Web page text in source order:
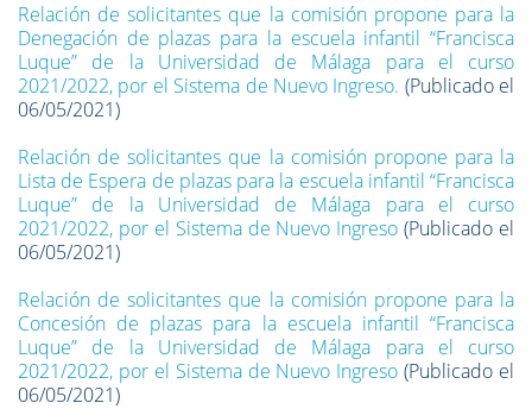
Relación de solicitantes que la comisión propone para la
Denegación de plazas para la escuela infantil “Francisca
Luque” de la Universidad de Málaga para el curso
2021/2022, por el Sistema de Nuevo Ingreso. (Publicado el
06/05/2021)
Relación de solicitantes que la comisión propone para la
Lista de Espera de plazas para la escuela infantil “Francisca
Luque” de la Universidad de Málaga para el curso
2021/2022, por el Sistema de Nuevo Ingreso (Publicado el
06/05/2021)
Relación de solicitantes que la comisión propone para la
Concesión de plazas para la escuela infantil “Francisca
Luque” de la Universidad de Málaga para el curso
2021/2022, por el Sistema de Nuevo Ingreso (Publicado el
06/05/2021)